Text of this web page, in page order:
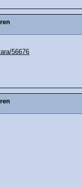
56676